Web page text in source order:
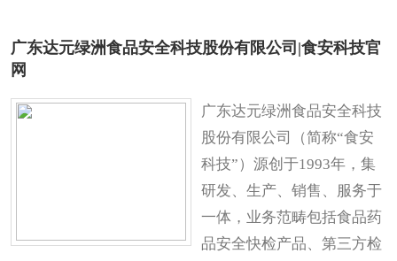
广东达元绿洲食品安全科技股份有限公司|食安科技官
网
广东达元绿洲食品安全科技
股份有限公司（简称“食安
科技”）源创于1993年，集
研发、生产、销售、服务于
一体，业务范畴包括食品药
品安全快检产品、第三方检